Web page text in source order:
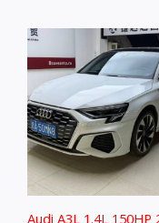
Audi A3L 1.4L 150HP